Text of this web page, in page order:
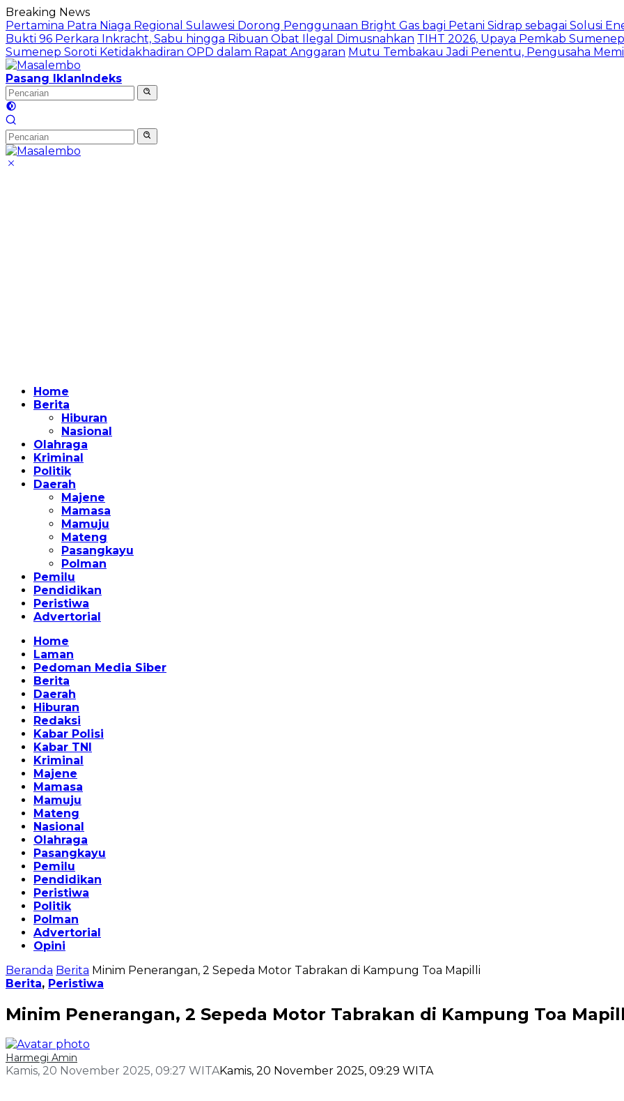
Langsung
ke
konten
Breaking News
Pertamina Patra Niaga Regional Sulawesi Dorong Penggunaan Bright Gas bagi Petani Sidrap sebagai Solusi
Bukti 96 Perkara Inkracht, Sabu hingga Ribuan Obat Ilegal Dimusnahkan TIHT 2026, Upaya Pemkab
Sumenep Soroti Ketidakhadiran OPD dalam Rapat Anggaran Mutu Tembakau Jadi Penentu, Pengusaha
Pasang IklanIndeks
Home
Berita
Hiburan
Nasional
Olahraga
Kriminal
Politik
Daerah
Majene
Mamasa
Mamuju
Mateng
Pasangkayu
Polman
Pemilu
Pendidikan
Peristiwa
Advertorial
Home
Laman
Pedoman Media Siber
Berita
Daerah
Hiburan
Redaksi
Kabar Polisi
Kabar TNI
Kriminal
Majene
Mamasa
Mamuju
Mateng
Nasional
Olahraga
Pasangkayu
Pemilu
Pendidikan
Peristiwa
Politik
Polman
Advertorial
Opini
Beranda Berita Minim Penerangan, 2 Sepeda Motor Tabrakan di Kampung Toa Mapilli
Berita, Peristiwa
Minim Penerangan, 2 Sepeda Motor Tabrakan di Kampung Toa
Harmegi Amin
Kamis, 20 November 2025, 09:27 WITAKamis, 20 November 2025, 09:29 WITA